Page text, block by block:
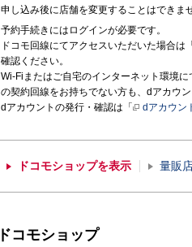
申し込み後に店舗を変更することはできま
予約手続きにはログインが必要です。
ドコモ回線にてアクセスいただいた場合
確認ください。
Wi-Fiまたはご自宅のインターネット環境
の契約回線をお持ちでない方も、dアカウン
dアカウントの発行・確認は「
dアカウン
ドコモショップを表示 量販
ドコモショップ